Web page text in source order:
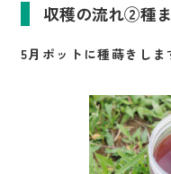
収穫の流れ②種
5月ポットに種蒔きしま